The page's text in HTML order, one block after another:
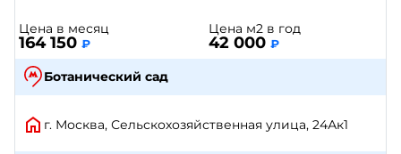
Цена в месяц
164 150 ₽
Цена м2 в год
42 000 ₽
Ботанический сад
г. Москва, Сельскохозяйственная улица, 24Ак1